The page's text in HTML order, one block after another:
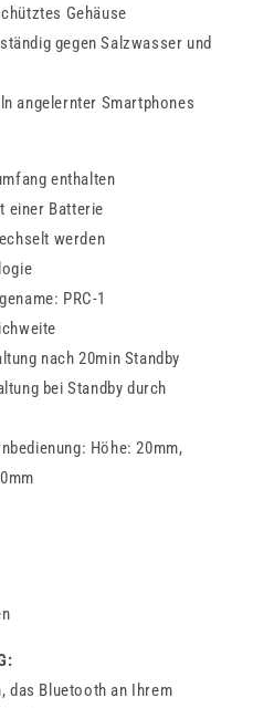
Gehäuse
gegen Salzwasser und
angelernter Smartphones
enthalten
einer Batterie
werden
PRC-1
nach 20min Standby
bei Standby durch
Höhe: 20mm,
das Bluetooth an Ihrem